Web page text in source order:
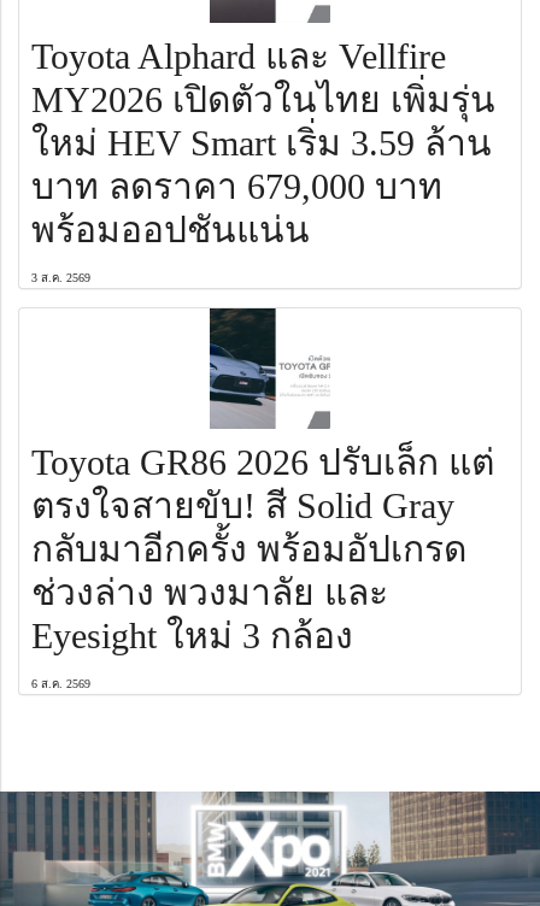
Toyota Alphard และ Vellfire
MY2026 เปิดตัวในไทย เพิ่มรุ่น
ใหม่ HEV Smart เริ่ม 3.59 ล้าน
บาท ลดราคา 679,000 บาท
พร้อมออปชันแน่น
3 ส.ค. 2569
Toyota GR86 2026 ปรับเล็ก แต่
ตรงใจสายขับ! สี Solid Gray
กลับมาอีกครั้ง พร้อมอัปเกรด
ช่วงล่าง พวงมาลัย และ
Eyesight ใหม่ 3 กล้อง
6 ส.ค. 2569